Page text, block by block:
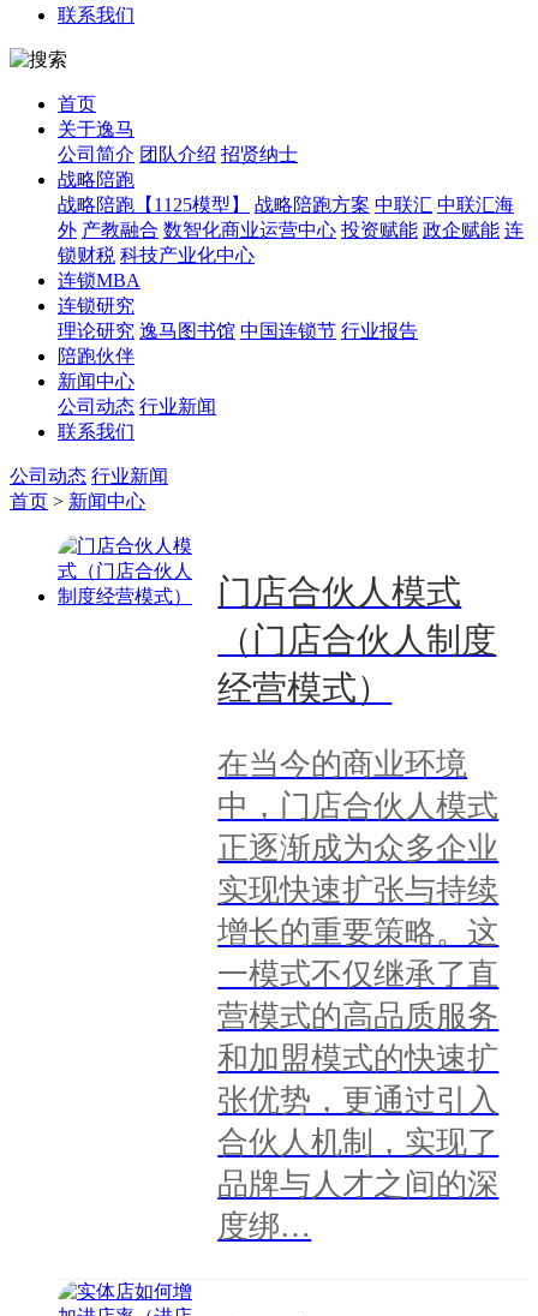
联系我们
首页
关于逸马
公司简介 团队介绍 招贤纳士
战略陪跑
战略陪跑【1125模型】
战略陪跑方案 中联汇 中联汇海
外 产教融合 数智化商业运营中心 投资赋能 政企赋能 连
锁财税 科技产业化中心
连锁MBA
连锁研究
理论研究 逸马图书馆 中国连锁节 行业报告
陪跑伙伴
新闻中心
公司动态 行业新闻
联系我们
公司动态 行业新闻
首页 > 新闻中心
门店合伙人模式
（门店合伙人制度
经营模式）
在当今的商业环境
中，门店合伙人模式
正逐渐成为众多企业
实现快速扩张与持续
增长的重要策略。这
一模式不仅继承了直
营模式的高品质服务
和加盟模式的快速扩
张优势，更通过引入
合伙人机制，实现了
品牌与人才之间的深
度绑…